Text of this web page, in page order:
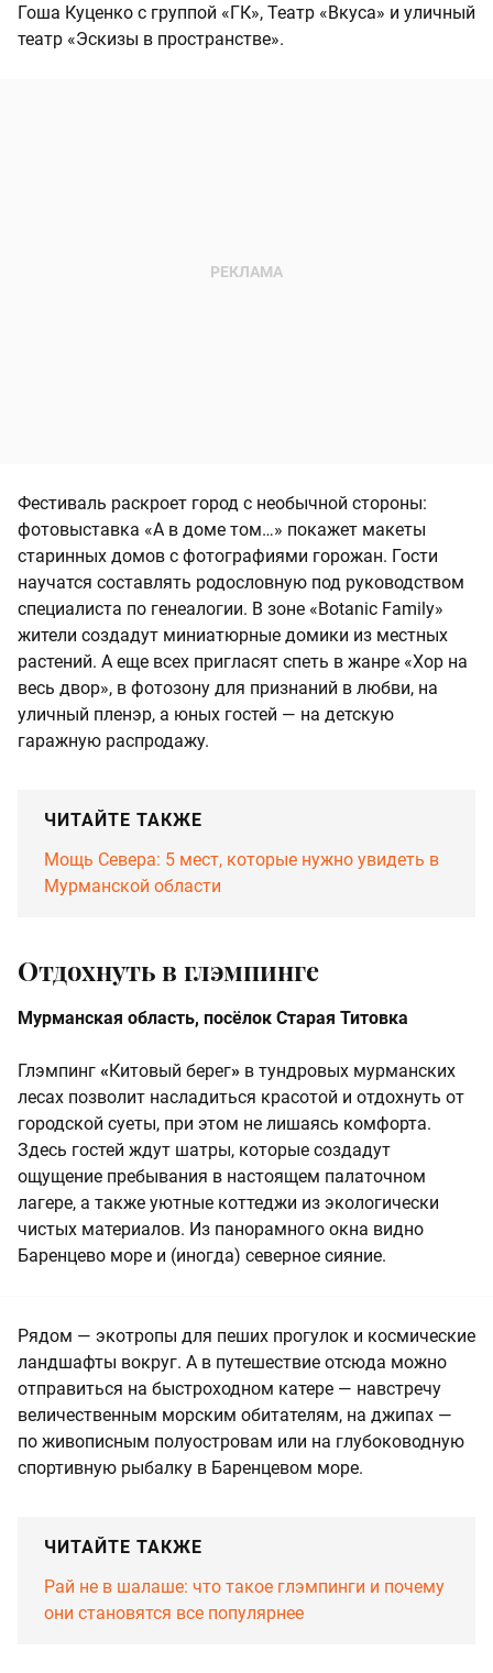
Гоша Куценко с группой «ГК», Театр «Вкуса» и уличный
театр «Эскизы в пространстве».
Фестиваль раскроет город с необычной стороны:
фотовыставка «А в доме том…» покажет макеты
старинных домов с фотографиями горожан. Гости
научатся составлять родословную под руководством
специалиста по генеалогии. В зоне «Botanic Family»
жители создадут миниатюрные домики из местных
растений. А еще всех пригласят спеть в жанре «Хор на
весь двор», в фотозону для признаний в любви, на
уличный пленэр, а юных гостей — на детскую
гаражную распродажу.
ЧИТАЙТЕ ТАКЖЕ
Мощь Севера: 5 мест, которые нужно увидеть в
Мурманской области
Отдохнуть в глэмпинге
Мурманская область, посёлок Старая Титовка
Глэмпинг «Китовый берег» в тундровых мурманских
лесах позволит насладиться красотой и отдохнуть от
городской суеты, при этом не лишаясь комфорта.
Здесь гостей ждут шатры, которые создадут
ощущение пребывания в настоящем палаточном
лагере, а также уютные коттеджи из экологически
чистых материалов. Из панорамного окна видно
Баренцево море и (иногда) северное сияние.
Рядом — экотропы для пеших прогулок и космические
ландшафты вокруг. А в путешествие отсюда можно
отправиться на быстроходном катере — навстречу
величественным морским обитателям, на джипах —
по живописным полуостровам или на глубоководную
спортивную рыбалку в Баренцевом море.
ЧИТАЙТЕ ТАКЖЕ
Рай не в шалаше: что такое глэмпинги и почему
они становятся все популярнее